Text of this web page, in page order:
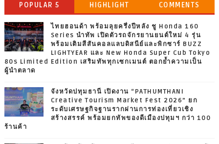
POPULAR 5 HIGHLIGHT COMMENTS
ไทยฮอนด้า พร้อมลุยครึ่งปีหลัง ชู Honda 160
Series นำทัพ เปิดตัวรถจักรยานยนต์ใหม่ 4 รุ่น
พร้อมเติมสีสันคอลแลบดิสนีย์และพิกซาร์ BUZZ
LIGHTYEAR และ New Honda Super Cub Tokyo
80s Limited Edition เสริมทัพทุกเซกเมนต์ ตอกย้ำความเป็น
ผู้นำตลาด
จังหวัดปทุมธานี เปิดงาน “PATHUMTHANI
Creative Tourism Market Fest 2026” ยก
ระดับเศรษฐกิจฐานรากผ่านการท่องเที่ยวเชิง
สร้างสรรค์ พร้อมยกทัพของดีเมืองปทุมฯ กว่า 100
ร้านค้า